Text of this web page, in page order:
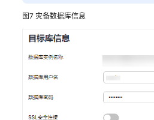
图7 灾备数据库信息